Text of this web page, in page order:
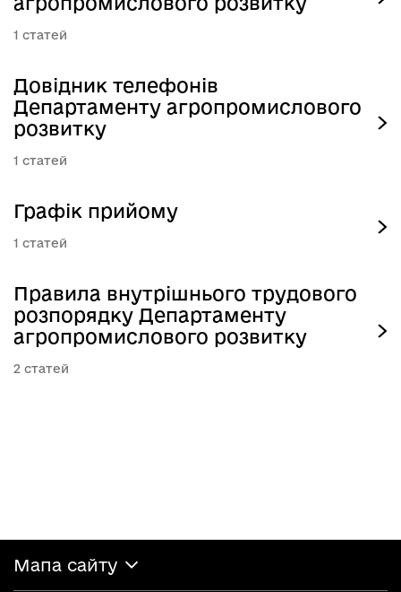
1
Довідник телефонів
Департаменту агропромислового
розвитку
1
Графік прийому
1
Правила внутрішнього трудового
розпорядку Департаменту
агропромислового розвитку
2
Мапа сайту